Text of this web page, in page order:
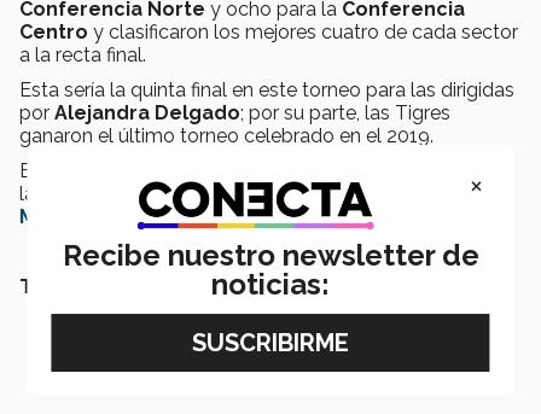
Conferencia Norte y ocho para la Conferencia
Centro y clasificaron los mejores cuatro de cada sector
a la recta final.
Esta sería la quinta final en este torneo para las dirigidas
por Alejandra Delgado; por su parte, las Tigres
ganaron el último torneo celebrado en el 2019.
El partido se transmitirá en vivo el sábado 18 de junio a
las 20:30 horas por el FacebookdeBorregos
Monterrey
, así como el de laABE.
TAMBIÉN TE PUEDE INTERESAR LEER:
×
Recibe nuestro newsletter de
noticias: